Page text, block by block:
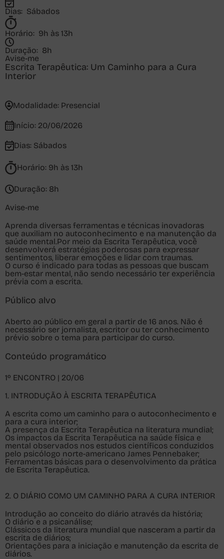
Dias: Sábados
Horário: 9h às 13h
Duração: 8h
Avise-me
Escrita Terapêutica: Um Caminho para a Cura
Interior
Modalidade: Presencial
Início: 20/06/2026
Dias: Sábados
Horário: 9h às 13h
Duração: 8h
Avise-me
Aprenda diversas ferramentas e técnicas inovadoras
que auxiliam no autoconhecimento e na manutenção da
saúde mental.Por meio da Escrita Terapêutica, você
desenvolverá estratégias poderosas para expressar
sentimentos, liberar emoções e lidar com traumas.
O curso é indicado para todas as pessoas que buscam
bem-estar mental, não sendo necessário ter experiência
prévia com a escrita.
Público alvo
Aberto ao público em geral a partir de 16 anos. Não é
necessário ser jornalista, escritor ou ter conhecimento
prévio sobre o tema para participar do curso.
Conteúdo programático
1º ENCONTRO | 20/06
1. INTRODUÇÃO À ESCRITA TERAPÊUTICA
A escrita como um caminho para o autoconhecimento e
para a cura interior;
A presença da Escrita Terapêutica na literatura mundial;
Os impactos da Escrita Terapêutica na saúde física e
mental observados nos estudos científicos conduzidos
pelo psicólogo norte-americano James Pennebaker;
Ferramentas básicas para o desenvolvimento da prática
de Escrita Terapêutica.
2. O DIÁRIO COMO UM CAMINHO PARA A CURA INTERIOR
Introdução ao conceito do diário através da história;
O diário e a psicanálise;
Clássicos da literatura mundial que nasceram a partir da
escrita de diários;
Orientações para a iniciação e manutenção da escrita de
diários.